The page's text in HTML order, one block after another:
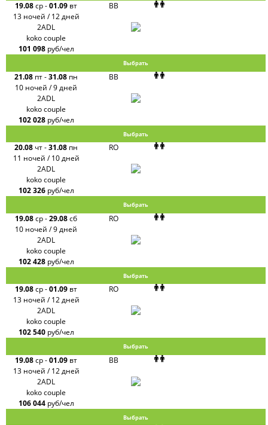
19.08ср-01.09 вт
13 ночей / 12 дней
BB
2ADL
koko couple
101 098 руб/чел
Выбрать
21.08 пт-31.08 пн
10 ночей / 9 дней
BB
2ADL
koko couple
102 028 руб/чел
Выбрать
20.08 чт-31.08 пн
11 ночей / 10 дней
RO
2ADL
koko couple
102 326 руб/чел
Выбрать
19.08ср-29.08сб
10 ночей / 9 дней
RO
2ADL
koko couple
102 428 руб/чел
Выбрать
19.08ср-01.09 вт
13 ночей / 12 дней
RO
2ADL
koko couple
102 540 руб/чел
Выбрать
19.08ср-01.09 вт
13 ночей / 12 дней
BB
2ADL
koko couple
106 044 руб/чел
Выбрать